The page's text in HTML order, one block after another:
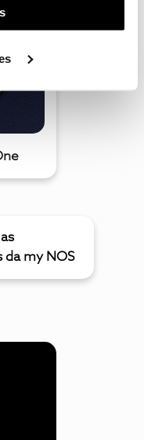
Pode gerir a
"Configurar
da my NOS